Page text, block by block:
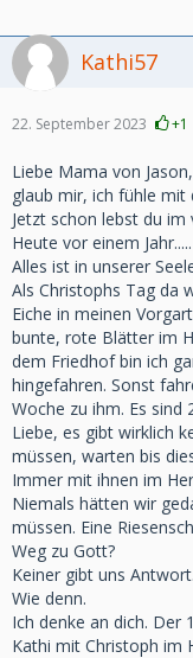
Kathi57
22. September 2023 +1
Liebe Mama von Jason,
glaub mir, ich fühle mit
Jetzt schon lebst du im
Heute vor einem Jahr.....
Alles ist in unserer
Als Christophs Tag da
Eiche in meinen
bunte, rote Blätter im
dem Friedhof bin ich
hingefahren. Sonst
Woche zu ihm. Es sind
Liebe, es gibt wirklich
müssen, warten bis
Immer mit ihnen im
Niemals hätten wir
müssen. Eine
Weg zu Gott?
Keiner gibt uns
Wie denn.
Ich denke an dich. Der
Kathi mit Christoph im